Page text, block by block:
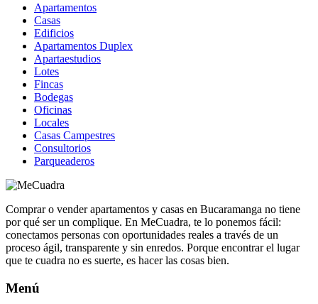
Apartamentos
Casas
Edificios
Apartamentos Duplex
Apartaestudios
Lotes
Fincas
Bodegas
Oficinas
Locales
Casas Campestres
Consultorios
Parqueaderos
Comprar o vender apartamentos y casas en Bucaramanga no tiene
por qué ser un complique. En MeCuadra, te lo ponemos fácil:
conectamos personas con oportunidades reales a través de un
proceso ágil, transparente y sin enredos. Porque encontrar el lugar
que te cuadra no es suerte, es hacer las cosas bien.
Menú